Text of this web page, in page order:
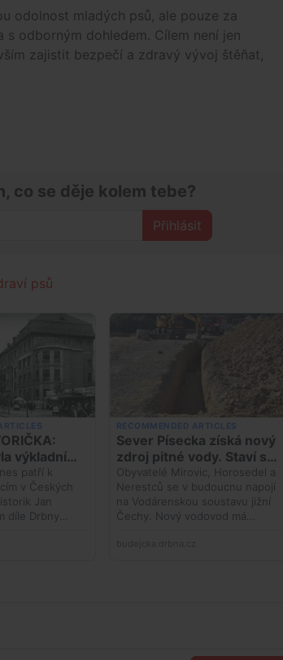
odolnost mladých psů, ale pouze za
odborným dohledem. Cílem není jen
zajistit bezpečí a zdravý vývoj štěňat,
co se děje kolem tebe?
Přihlásit
psů